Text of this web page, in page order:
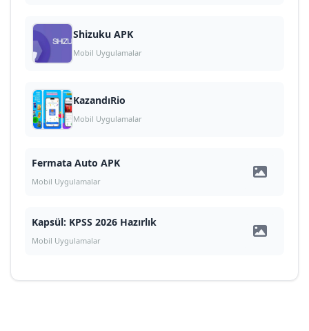
Shizuku APK
Mobil Uygulamalar
KazandıRio
Mobil Uygulamalar
Fermata Auto APK
Mobil Uygulamalar
Kapsül: KPSS 2026 Hazırlık
Mobil Uygulamalar